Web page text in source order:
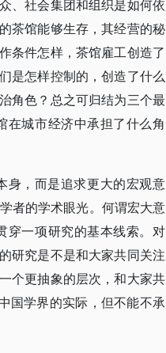
、社会集团和组织是如何依
茶馆能够生存，其经营的秘
条件怎样，茶馆雇工创造了
是怎样控制的，创造了什么
角色？总之可归结为三个最
在城市经济中承担了什么角
身，而是追求更大的宏观意
者的学术眼光。何谓宏大意
穿一项研究的基本线索。对
研究是不是和大家共同关注
个更抽象的层次，和大家共
国学界的实际，但不能不承